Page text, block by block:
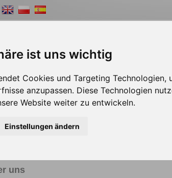
ist uns wichtig
Cookies und Targeting
anzupassen. Diese Technologien
Website weiter zu entwickeln.
Einstellungen ändern
Shopsystem Webdesign
Teilzeit oder freiberuflich
uns